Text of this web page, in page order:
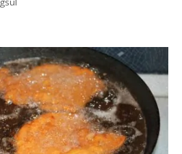
nélkül kell sütni